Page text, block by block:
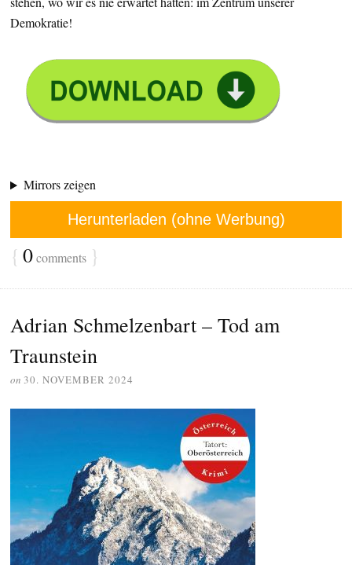
Demokratie!
Mirrors zeigen
Herunterladen (ohne Werbung)
{ 0comments }
Adrian Schmelzenbart – Tod am
Traunstein
on 30. NOVEMBER 2024